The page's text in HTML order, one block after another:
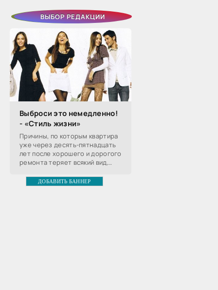
ВЫБОР РЕДАКЦИИ
Выброси это немедленно!
- «Стиль жизни»
Причины, по которым квартира
уже через десять-пятнадцать
лет после хорошего и дорогого
ремонта теряет всякий вид,
них хозяин может совладать,
чтобы сохранить
ДОБАВИТЬ БАННЕР